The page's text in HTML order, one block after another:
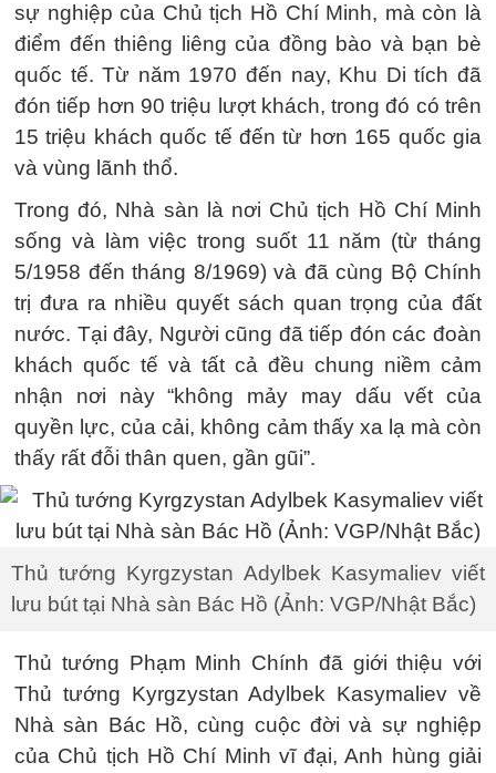
sự nghiệp của Chủ tịch Hồ Chí Minh, mà còn là
điểm đến thiêng liêng của đồng bào và bạn bè
quốc tế. Từ năm 1970 đến nay, Khu Di tích đã
đón tiếp hơn 90 triệu lượt khách, trong đó có trên
15 triệu khách quốc tế đến từ hơn 165 quốc gia
và vùng lãnh thổ.
Trong đó, Nhà sàn là nơi Chủ tịch Hồ Chí Minh
sống và làm việc trong suốt 11 năm (từ tháng
5/1958 đến tháng 8/1969) và đã cùng Bộ Chính
trị đưa ra nhiều quyết sách quan trọng của đất
nước. Tại đây, Người cũng đã tiếp đón các đoàn
khách quốc tế và tất cả đều chung niềm cảm
nhận nơi này “không mảy may dấu vết của
quyền lực, của cải, không cảm thấy xa lạ mà còn
thấy rất đỗi thân quen, gần gũi”.
Thủ tướng Kyrgzystan Adylbek Kasymaliev viết
lưu bút tại Nhà sàn Bác Hồ (Ảnh: VGP/Nhật Bắc)
Thủ tướng Phạm Minh Chính đã giới thiệu với
Thủ tướng Kyrgzystan Adylbek Kasymaliev về
Nhà sàn Bác Hồ, cùng cuộc đời và sự nghiệp
của Chủ tịch Hồ Chí Minh vĩ đại, Anh hùng giải